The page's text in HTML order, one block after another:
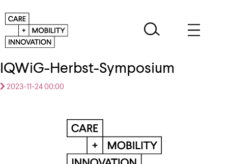
IQWiG-Herbst-Symposium
2023-11-24 00:00